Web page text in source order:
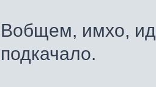
Вобщем, имхо,
подкачало.